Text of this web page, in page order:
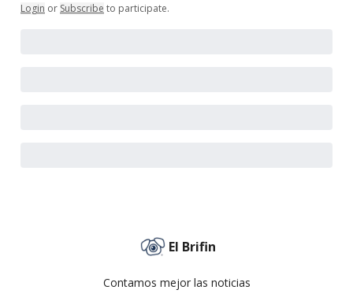
Login or Subscribe to participate.
El Brifin
Contamos mejor las noticias